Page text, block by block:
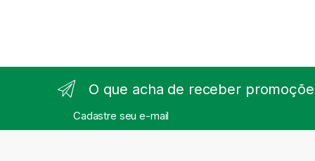
O que acha de receber
Cadastre seu e-mail